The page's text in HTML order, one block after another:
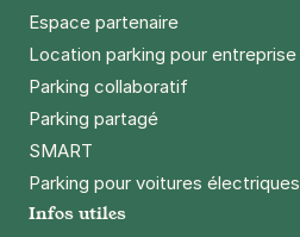
Espace partenaire
Location parking pour entreprise
Parking collaboratif
Parking partagé
SMART
Parking pour voitures électriques
Infos utiles